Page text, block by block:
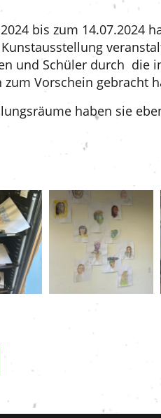
bis zum 14.07.2024
und Schüler durch die
zum Vorschein gebracht
haben sie